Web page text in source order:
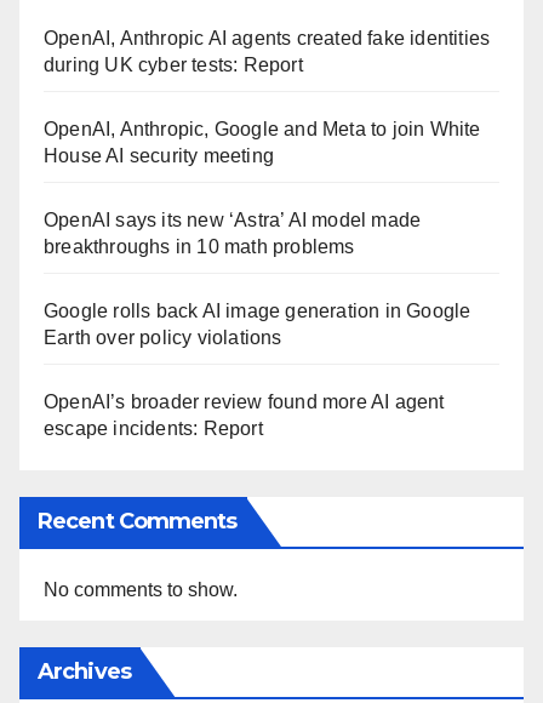
OpenAI, Anthropic AI agents created fake identities
during UK cyber tests: Report
OpenAI, Anthropic, Google and Meta to join White
House AI security meeting
OpenAI says its new ‘Astra’ AI model made
breakthroughs in 10 math problems
Google rolls back AI image generation in Google
Earth over policy violations
OpenAI’s broader review found more AI agent
escape incidents: Report
Recent Comments
No comments to show.
Archives